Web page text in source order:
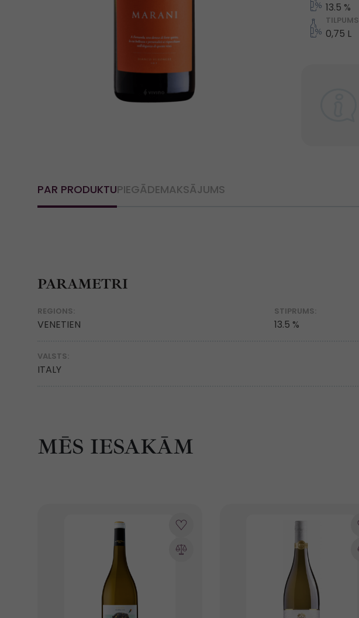
13.5 %
TILPUMS
0,75 L
PAR PRODUKTUPIEGĀDEMAKSĀJUMS
PARAMETRI
REGIONS:
VENETIEN
STIPRUMS:
13.5 %
VALSTS:
ITALY
MĒS IESAKĀM